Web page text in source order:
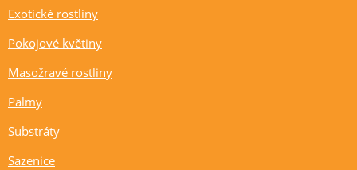
Exotické rostliny
Pokojové květiny
Masožravé rostliny
Palmy
Substráty
Sazenice